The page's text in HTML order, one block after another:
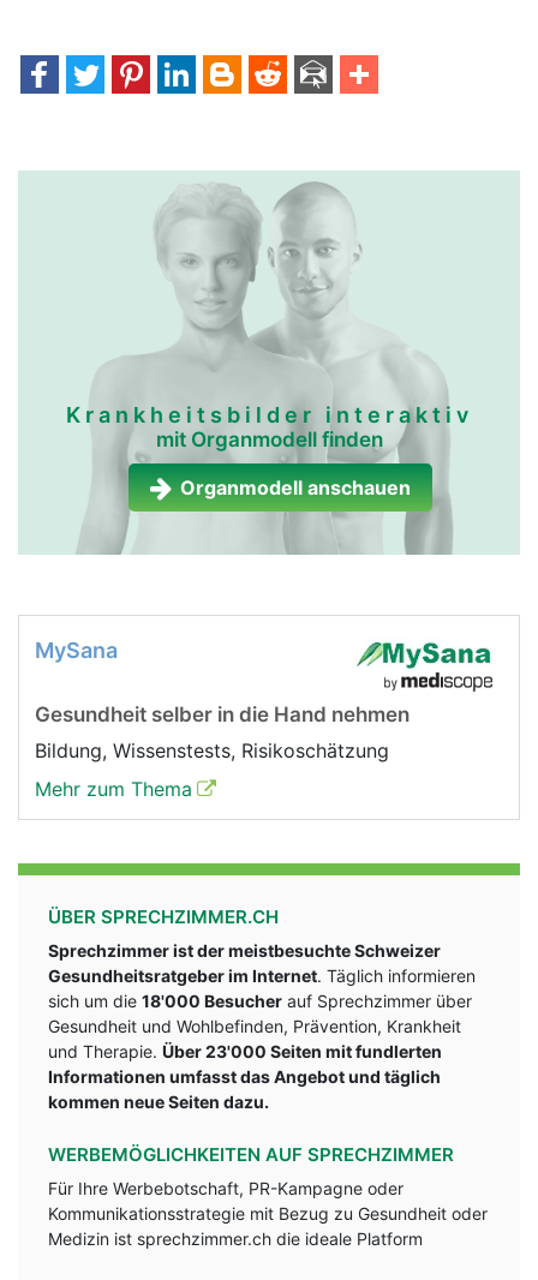
Krankheitsbilder interaktiv
mit Organmodell finden
Organmodell anschauen
MySana
Gesundheit selber in die Hand nehmen
Bildung, Wissenstests, Risikoschätzung
Mehr zum Thema
ÜBER SPRECHZIMMER.CH
Sprechzimmer ist der meistbesuchte Schweizer
Gesundheitsratgeber im Internet. Täglich informieren
sich um die 18'000 Besucher auf Sprechzimmer über
Gesundheit und Wohlbefinden, Prävention, Krankheit
und Therapie. Über 23'000 Seiten mit fundlerten
Informationen umfasst das Angebot und täglich
kommen neue Seiten dazu.
WERBEMÖGLICHKEITEN AUF SPRECHZIMMER
Für Ihre Werbebotschaft, PR-Kampagne oder
Kommunikationsstrategie mit Bezug zu Gesundheit oder
Medizin ist sprechzimmer.ch die ideale Platform